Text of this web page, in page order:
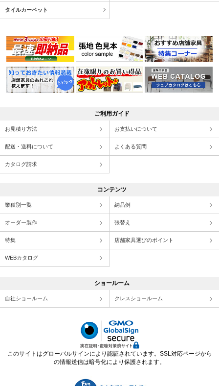
タイルカーペット
ご利用ガイド
お見積り方法 お支払いについて
配送・送料について よくある質問
カタログ請求
コンテンツ
業種別一覧 納品例
オーダー製作 張替え
特集 店舗家具選びのポイント
WEBカタログ
ショールーム
自社ショールーム クレスショールーム
このサイトはグローバルサインにより認証されています。SSL対応ページから
の情報送信は暗号化により保護されます。